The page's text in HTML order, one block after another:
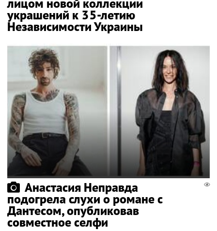
украшений к 35-летию
Независимости Украины
Анастасия Неправда
подогрела слухи о романе с
Дантесом, опубликовав
совместное селфи